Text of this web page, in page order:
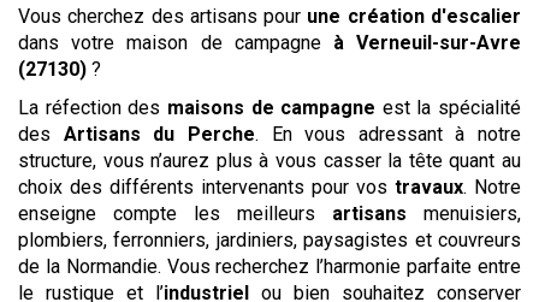
Vous cherchez des artisans pour une création d'escalier
dans votre maison de campagne à Verneuil-sur-Avre
(27130) ?
La réfection des maisons de campagne est la spécialité
des Artisans du Perche. En vous adressant à notre
structure, vous n’aurez plus à vous casser la tête quant au
choix des différents intervenants pour vos travaux. Notre
enseigne compte les meilleurs artisans menuisiers,
plombiers, ferronniers, jardiniers, paysagistes et couvreurs
de la Normandie. Vous recherchez l’harmonie parfaite entre
le rustique et l’industriel
ou bien souhaitez conserver